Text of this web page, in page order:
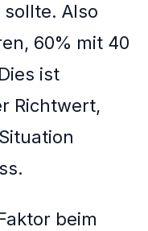
Also
60% mit 40
ist
Richtwert,
beim